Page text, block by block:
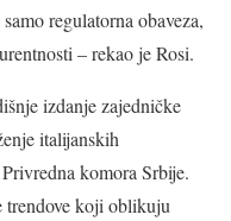
regulatorna obaveza,
– rekao je Rosi.
izdanje zajedničke
italijanskih
komora Srbije.
koji oblikuju